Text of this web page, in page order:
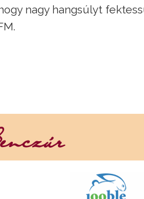
nagy hangsúlyt